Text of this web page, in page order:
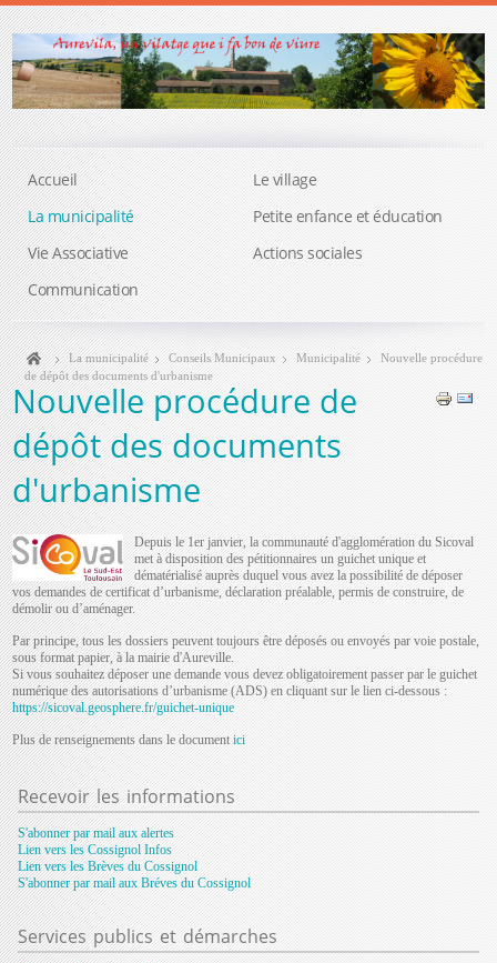
Accueil
Le village
La municipalité
Petite enfance et éducation
Vie Associative
Actions sociales
Communication
La municipalité Conseils Municipaux Municipalité
Nouvelle procédure
de dépôt des documents d'urbanisme
Nouvelle procédure de
dépôt des documents
d'urbanisme
Depuis le 1er janvier, la communauté d'agglomération du Sicoval
met à disposition des pétitionnaires un guichet unique et
dématérialisé auprès duquel vous avez la possibilité de déposer
vos demandes de certificat d’urbanisme, déclaration préalable, permis de construire, de
démolir ou d’aménager.
Par principe, tous les dossiers peuvent toujours être déposés ou envoyés par voie postale,
sous format papier, à la mairie d'Aureville.
Si vous souhaitez déposer une demande vous devez obligatoirement passer par le guichet
numérique des autorisations d’urbanisme (ADS) en cliquant sur le lien ci-dessous :
https://sicoval.geosphere.fr/guichet-unique
Plus de renseignements dans le documentici
Recevoirles informations
S'abonner par mail aux alertes
Lien vers les Cossignol Infos
Lien vers les Brèves du Cossignol
S'abonner par mail aux Bréves du Cossignol
Servicespublics et démarches